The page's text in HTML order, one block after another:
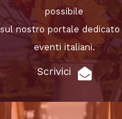
possibile
nostro portale dedicato
eventi italiani.
Scrivici